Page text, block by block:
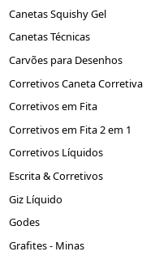
Canetas Squishy Gel
Canetas Técnicas
Carvões para Desenhos
Corretivos Caneta Corretiva
Corretivos em Fita
Corretivos em Fita 2 em 1
Corretivos Líquidos
Escrita & Corretivos
Giz Líquido
Godes
Grafites - Minas